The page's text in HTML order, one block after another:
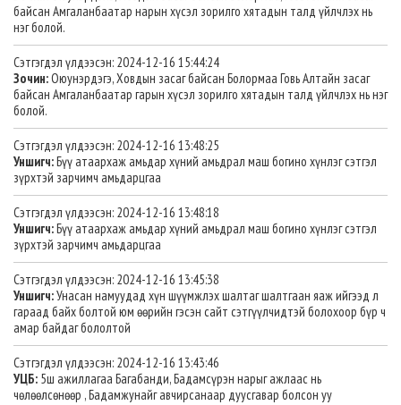
байсан Амгаланбаатар нарын хүсэл зорилго хятадын талд үйлчлэх нь
нэг болой.
Сэтгэгдэл үлдээсэн: 2024-12-16 15:44:24
Зочин:Оюунэрдэгэ, Ховдын засаг байсан Болормаа Говь Алтайн засаг
байсан Амгаланбаатар гарын хүсэл зорилго хятадын талд үйлчлэх нь нэг
болой.
Сэтгэгдэл үлдээсэн: 2024-12-16 13:48:25
Уншигч:Бүү атаархаж амьдар хүний амьдрал маш богино хүнлэг сэтгэл
зүрхтэй зарчимч амьдарцгаа
Сэтгэгдэл үлдээсэн: 2024-12-16 13:48:18
Уншигч:Бүү атаархаж амьдар хүний амьдрал маш богино хүнлэг сэтгэл
зүрхтэй зарчимч амьдарцгаа
Сэтгэгдэл үлдээсэн: 2024-12-16 13:45:38
Уншигч:Унасан намуудад хүн шүүмжлэх шалтаг шалтгаан яаж ийгээд л
гараад байх болтой юм өөрийн гэсэн сайт сэтгүүлчидтэй болохоор бүр ч
амар байдаг бололтой
Сэтгэгдэл үлдээсэн: 2024-12-16 13:43:46
УЦБ: 5ш ажиллагаа Багабанди, Бадамсүрэн нарыг ажлаас нь
чөлөөлсөнөөр , Бадамжунайг авчирсанаар дуусгавар болсон уу